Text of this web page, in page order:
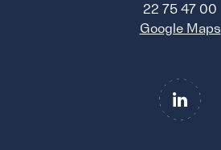
22 75 47 00
Google Maps